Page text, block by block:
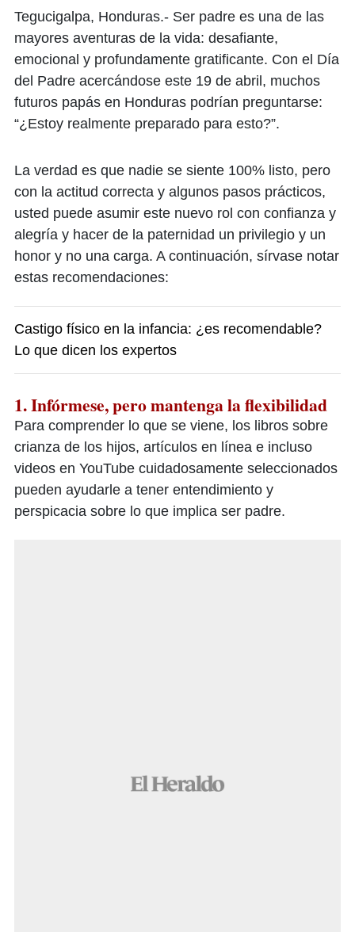
Tegucigalpa, Honduras.- Ser padre es una de las
mayores aventuras de la vida: desafiante,
emocional y profundamente gratificante. Con el Día
del Padre acercándose este 19 de abril, muchos
futuros papás en Honduras podrían preguntarse:
“¿Estoy realmente preparado para esto?”.
La verdad es que nadie se siente 100% listo, pero
con la actitud correcta y algunos pasos prácticos,
usted puede asumir este nuevo rol con confianza y
alegría y hacer de la paternidad un privilegio y un
honor y no una carga. A continuación, sírvase notar
estas recomendaciones:
Castigo físico en la infancia: ¿es recomendable?
Lo que dicen los expertos
1. Infórmese, pero mantenga la flexibilidad
Para comprender lo que se viene, los libros sobre
crianza de los hijos, artículos en línea e incluso
videos en YouTube cuidadosamente seleccionados
pueden ayudarle a tener entendimiento y
perspicacia sobre lo que implica ser padre.